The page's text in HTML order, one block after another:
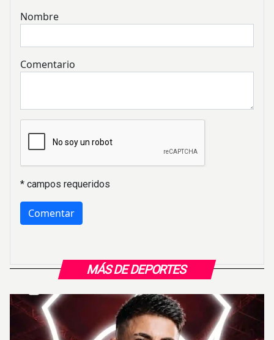
MÁS DE DEPORTES
Nombre
Comentario
* campos requeridos